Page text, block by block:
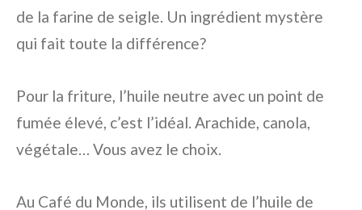
de la farine de seigle. Un ingrédient mystère
qui fait toute la différence?
Pour la friture, l’huile neutre avec un point de
fumée élevé, c’est l’idéal. Arachide, canola,
végétale… Vous avez le choix.
Au Café du Monde, ils utilisent de l’huile de